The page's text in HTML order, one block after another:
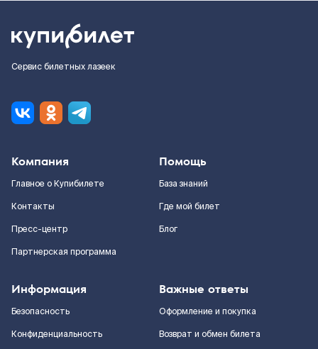
Сервис билетных лазеек
Компания
Главное о Купибилете
Контакты
Пресс-центр
Партнерская программа
Помощь
База знаний
Где мой билет
Блог
Информация
Безопасность
Конфиденциальность
Важные ответы
Оформление и покупка
Возврат и обмен билета